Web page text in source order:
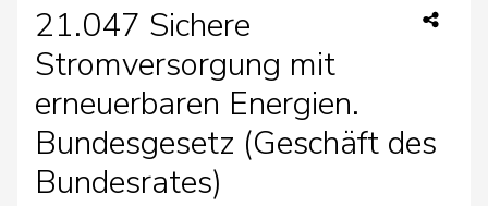
21.047 Sichere
Stromversorgung mit
erneuerbaren Energien.
Bundesgesetz (Geschäft des
Bundesrates)